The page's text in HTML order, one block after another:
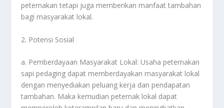
peternakan tetapi juga memberikan manfaat tambahan
bagi masyarakat lokal.
2. Potensi Sosial
a. Pemberdayaan Masyarakat Lokal: Usaha peternakan
sapi pedaging dapat memberdayakan masyarakat lokal
dengan menyediakan peluang kerja dan pendapatan
tambahan. Maka kemudian peternak lokal dapat